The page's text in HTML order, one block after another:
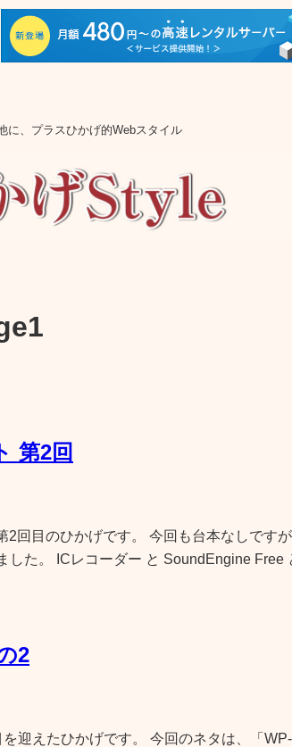
に、プラスひかげ的Webスタイル
第2回
回目のひかげです。 今回も台本なしですが
した。 ICレコーダー と SoundEngine Free
2
迎えたひかげです。 今回のネタは、「WP-